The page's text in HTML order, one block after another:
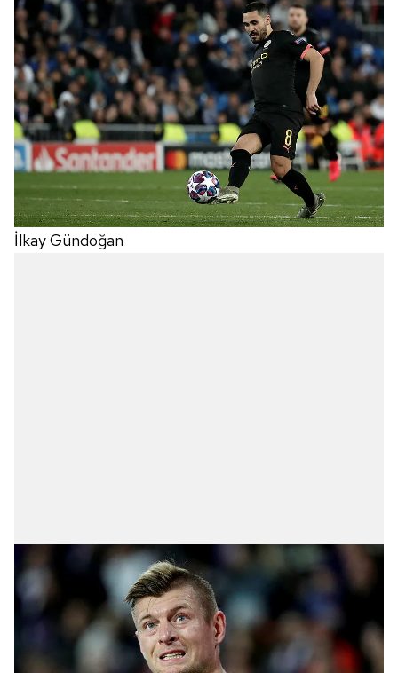
İlkay Gündoğan